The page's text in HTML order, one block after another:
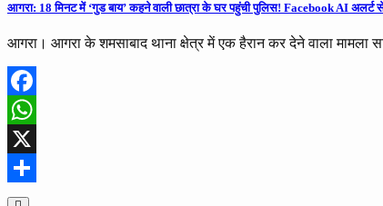
आगरा: 18 मिनट में ‘गुड बाय’ कहने वाली छात्रा के घर पहुंची पुलिस! Facebook AI
आगरा। आगरा के शमसाबाद थाना क्षेत्र में एक हैरान कर देने वाला
Facebook
WhatsApp
X
Share